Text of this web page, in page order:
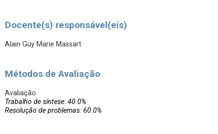
Docente(s) responsável(eis)
Alain Guy Marie Massart
Métodos de Avaliação
Avaliação
Trabalho de síntese: 40.0%
Resolução de problemas: 60.0%